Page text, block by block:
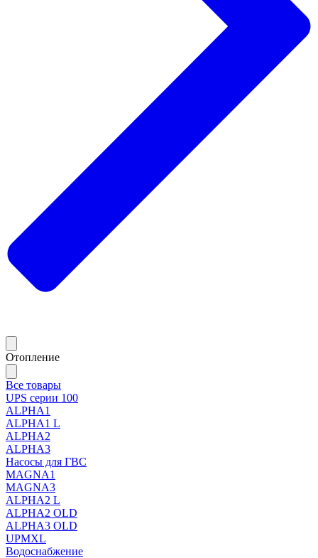
Отопление
Все товары
UPS серии 100
ALPHA1
ALPHA1 L
ALPHA2
ALPHA3
Насосы для ГВС
MAGNA1
MAGNA3
ALPHA2 L
ALPHA2 OLD
ALPHA3 OLD
UPMXL
Водоснабжение